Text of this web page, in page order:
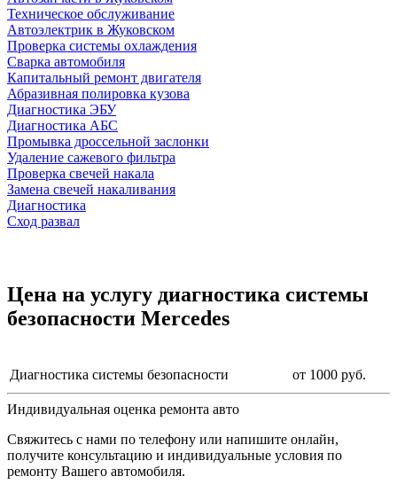
Техническое обслуживание
Автоэлектрик в Жуковском
Проверка системы охлаждения
Сварка автомобиля
Капитальный ремонт двигателя
Абразивная полировка кузова
Диагностика ЭБУ
Диагностика АБС
Промывка дроссельной заслонки
Удаление сажевого фильтра
Проверка свечей накала
Замена свечей накаливания
Диагностика
Сход развал
Цена на услугу диагностика системы
безопасности Mercedes
Диагностика системы безопасности от 1000 руб.
Индивидуальная оценка ремонта авто
Свяжитесь с нами по телефону или напишите онлайн,
получите консультацию и индивидуальные условия по
ремонту Вашего автомобиля.